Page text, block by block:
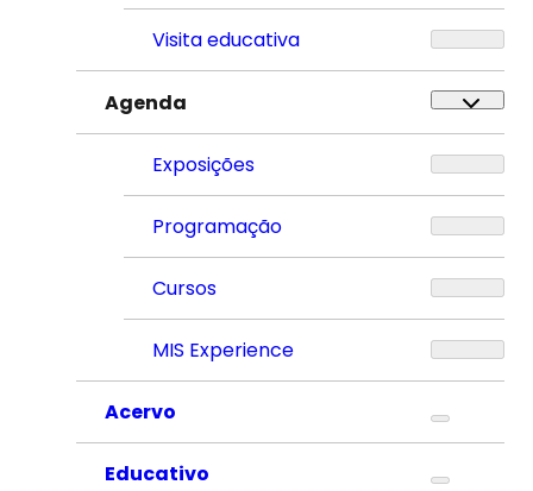
Visita educativa
Agenda
Exposições
Programação
Cursos
MIS Experience
Acervo
Educativo